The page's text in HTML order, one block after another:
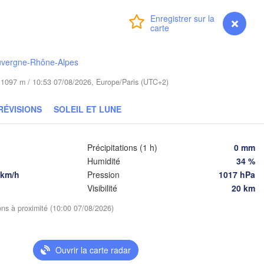
Premium myVentusky Prévisions
Rhône-Alpes
m / 10:53 07/08/2026, Europe/Paris (UTC+2)
SOLEIL ET LUNE
h
Précipitations (1 h)
0 mm
Humidité
34 %
Pression
1017 hPa
Visibilité
20 km
à proximité (10:00 07/08/2026)
Ouvrir la carte radar
Kraków
Łódź
POLOGNE
TCHÉQUIE
Budapest
Zagreb
Pécs
Graz HONGRIE
SLOVAQUIE